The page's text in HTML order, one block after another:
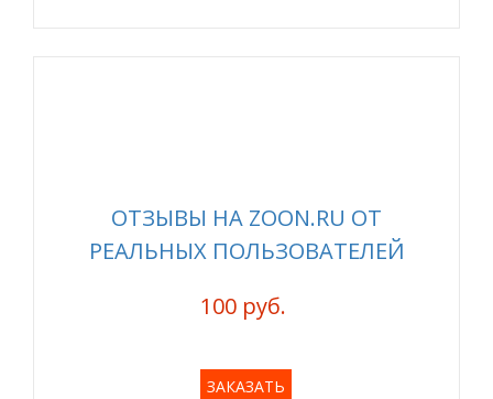
ОТЗЫВЫ НА ZOON.RU ОТ
РЕАЛЬНЫХ ПОЛЬЗОВАТЕЛЕЙ
100 руб.
ЗАКАЗАТЬ